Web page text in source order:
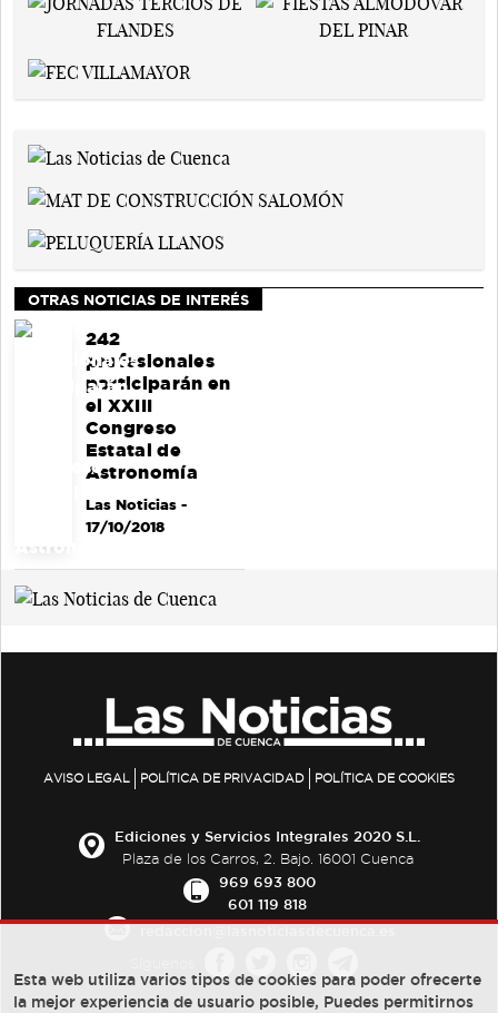
OTRAS NOTICIAS DE INTERÉS
242
profesionales
participarán en
el XXIII
Congreso
Estatal de
Astronomía
Las Noticias-
17/10/2018
AVISO LEGAL POLÍTICA DE PRIVACIDAD POLÍTICA DE COOKIES
Ediciones y Servicios Integrales 2020 S.L.
Plaza de los Carros, 2. Bajo. 16001 Cuenca
969 693 800
601 119 818
Esta web utiliza varios tipos de cookies para poder ofrecerte
la mejor experiencia de usuario posible, Puedes permitirnos